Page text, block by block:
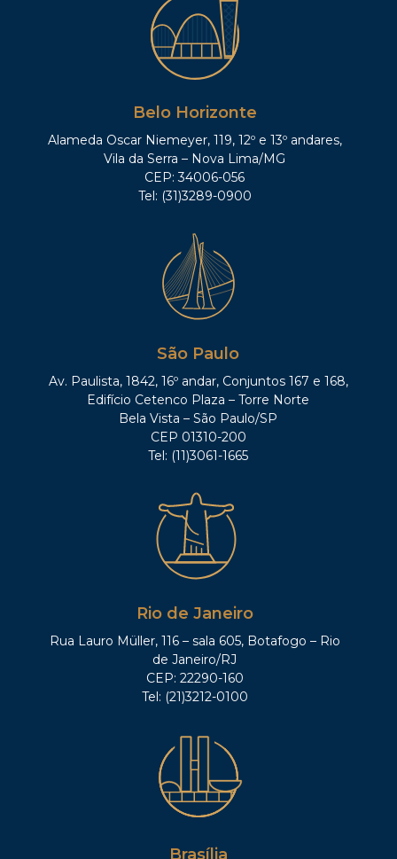
Belo Horizonte
Alameda Oscar Niemeyer, 119, 12º e 13º andares,
Vila da Serra – Nova Lima/MG
CEP: 34006-056
Tel: (31)3289-0900
São Paulo
Av. Paulista, 1842, 16º andar, Conjuntos 167 e 168,
Edifício Cetenco Plaza – Torre Norte
Bela Vista – São Paulo/SP
CEP 01310-200
Tel: (11)3061-1665
Rio de Janeiro
Rua Lauro Müller, 116 – sala 605, Botafogo – Rio
de Janeiro/RJ
CEP: 22290-160
Tel: (21)3212-0100
Brasília